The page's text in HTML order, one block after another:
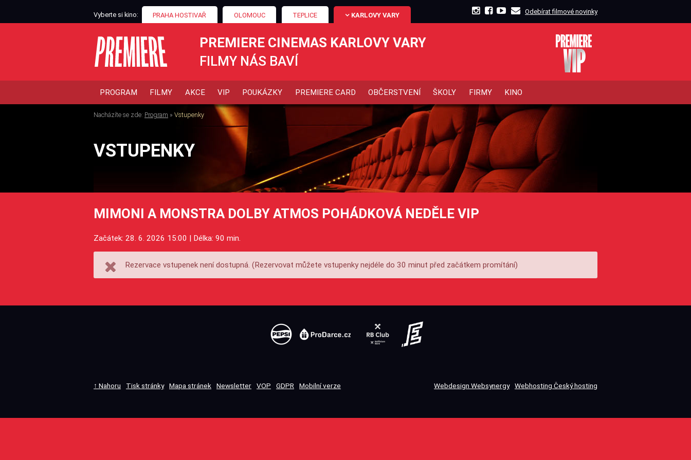
Vyberte si kino: PRAHA HOSTIVAŘ OLOMOUC TEPLICE KARLOVY VARY Odebírat filmové novinky
PREMIERE CINEMAS KARLOVY VARY
FILMY NÁS BAVÍ
PROGRAM FILMY AKCE VIP POUKÁZKY PREMIERE CARD OBČERSTVENÍ ŠKOLY FIRMY KINO
Nacházíte se zde: Program » Vstupenky
VSTUPENKY
MIMONI A MONSTRA DOLBY ATMOS POHÁDKOVÁ NEDĚLE VIP
Začátek: 28. 6. 2026 15:00 | Délka: 90 min.
Rezervace vstupenek není dostupná. (Rezervovat můžete vstupenky nejdéle do 30 minut před začátkem promítání)
↑ Nahoru Tisk stránky Mapa stránek Newsletter VOP GDPR Mobilní verze Webdesign Websynergy Webhosting Český hosting